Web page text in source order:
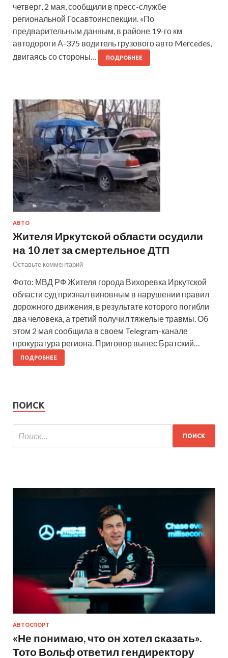
четверг, 2 мая, сообщили в пресс-службе
региональной Госавтоинспекции. «По
предварительным данным, в районе 19-го км
автодороги А-375 водитель грузового авто Mercedes,
двигаясь со стороны…
ПОДРОБНЕЕ
АВТО
Жителя Иркутской области осудили
на 10 лет за смертельное ДТП
Оставьте комментарий
Фото: МВД РФ Жителя города Вихоревка Иркутской
области суд признал виновным в нарушении правил
дорожного движения, в результате которого погибли
два человека, а третий получил тяжелые травмы. Об
этом 2 мая сообщила в своем Telegram-канале
прокуратура региона. Приговор вынес Братский…
ПОДРОБНЕЕ
ПОИСК
АВТОСПОРТ
«Не понимаю, что он хотел сказать».
Тото Вольф ответил гендиректору